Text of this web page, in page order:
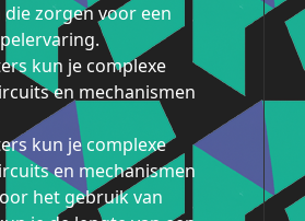
zorgen voor een
kun je complexe
en mechanismen
kun je complexe
en mechanismen
het gebruik van